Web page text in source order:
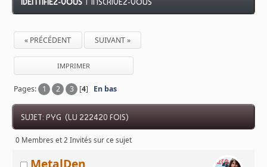
IDENTIFIEZ-VOUS |INSCRIVEZ-VOUS
« PRÉCÉDENT SUIVANT »
IMPRIMER
Pages: 1 2 3 [4] En bas
SUJET: PYG (LU 222420 FOIS)
0 Membres et 2 Invités sur ce sujet
MetalDen